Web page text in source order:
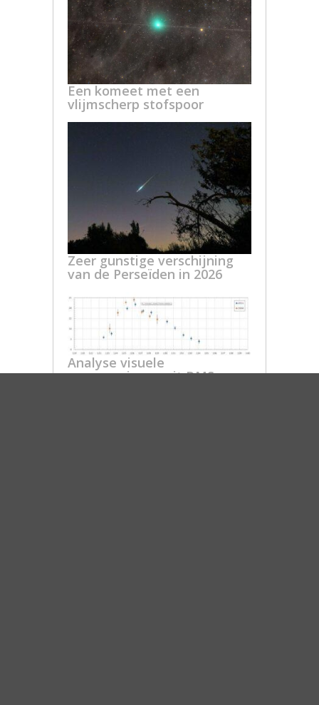
Een komeet met een
vlijmscherp stofspoor
Zeer gunstige verschijning
van de Perseïden in 2026
Analyse visuele
waarnemingen uit DMS